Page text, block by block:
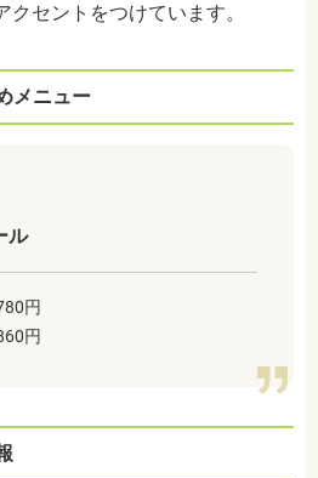
セントをつけています。
メニュー
ル
円
円